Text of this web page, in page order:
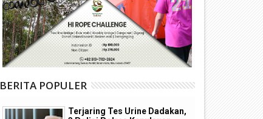
BERITA POPULER
Terjaring Tes Urine Dadakan,